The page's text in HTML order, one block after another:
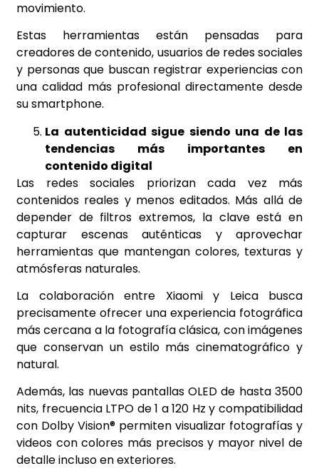
movimiento.
Estas herramientas están pensadas para
creadores de contenido, usuarios de redes sociales
y personas que buscan registrar experiencias con
una calidad más profesional directamente desde
su smartphone.
La autenticidad sigue siendo una de las
tendencias más importantes en
contenido digital
Las redes sociales priorizan cada vez más
contenidos reales y menos editados. Más allá de
depender de filtros extremos, la clave está en
capturar escenas auténticas y aprovechar
herramientas que mantengan colores, texturas y
atmósferas naturales.
La colaboración entre Xiaomi y Leica busca
precisamente ofrecer una experiencia fotográfica
más cercana a la fotografía clásica, con imágenes
que conservan un estilo más cinematográfico y
natural.
Además, las nuevas pantallas OLED de hasta 3500
nits, frecuencia LTPO de 1 a 120 Hz y compatibilidad
con Dolby Vision® permiten visualizar fotografías y
videos con colores más precisos y mayor nivel de
detalle incluso en exteriores.